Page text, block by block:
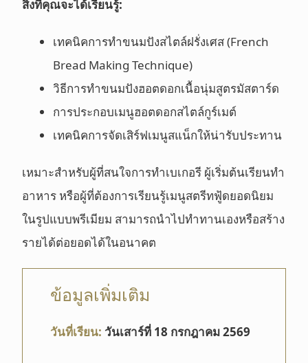
สิ่งที่คุณจะได้เรียนรู้:
เทคนิคการทำขนมปังสไตล์ฝรั่งเศส (French
Bread Making Technique)
วิธีการทำขนมปังฮอตดอกเนื้อนุ่มสูตรมัสตาร์ด
การประกอบเมนูฮอตดอกสไตล์กูร์เมต์
เทคนิคการจัดเสิร์ฟเมนูสแน็กให้น่ารับประทาน
เหมาะสำหรับผู้ที่สนใจการทำเบเกอรี ผู้เริ่มต้นเรียนทำ
อาหาร หรือผู้ที่ต้องการเรียนรู้เมนูสตรีทฟู้ดยอดนิยม
ในรูปแบบพรีเมียม สามารถนำไปทำทานเองหรือสร้าง
รายได้ต่อยอดได้ในอนาคต
ข้อมูลเพิ่มเติม
วันที่เรียน: วันเสาร์ที่ 18 กรกฎาคม 2569